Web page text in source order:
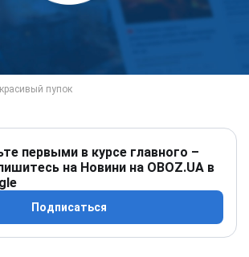
первыми в курсе главного –
на Новини на OBOZ.UA в
Подписаться